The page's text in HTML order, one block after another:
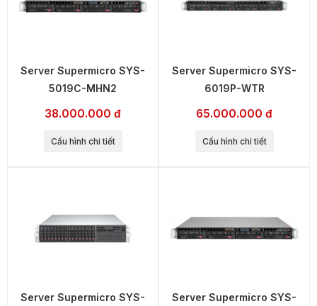
Server Supermicro SYS-
5019C-MHN2
38.000.000 đ
Cấu hình chi tiết
Server Supermicro SYS-
6019P-WTR
65.000.000 đ
Cấu hình chi tiết
Server Supermicro SYS-
Server Supermicro SYS-